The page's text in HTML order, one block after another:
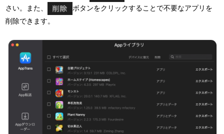
さい。また、
ボタンをクリックすることで不要なアプリを
削除できます。